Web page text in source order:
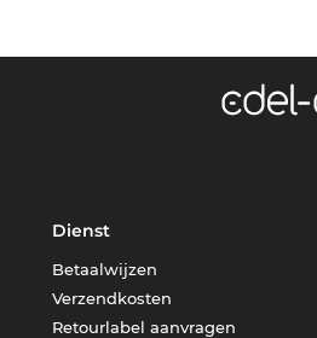
Dienst
Betaalwijzen
Verzendkosten
Retourlabel aanvragen